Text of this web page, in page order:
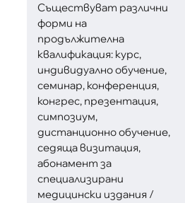
Съществуват различни
форми на
продължителна
квалификация: курс,
индивидуално обучение,
семинар, конференция,
конгрес, презентация,
симпозиум,
дистанционно обучение,
седяща визитация,
абонамент за
специализирани
медицински издания /